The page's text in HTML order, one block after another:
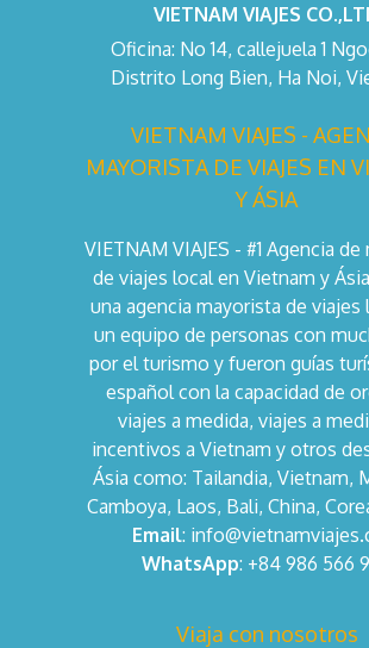
VIETNAM VIAJES
Oficina: No 14, callejuela 1
Distrito Long Bien, Ha Noi,
VIETNAM VIAJES -
MAYORISTA DE VIAJES EN
Y ÁSIA
VIETNAM VIAJES - #1 Agencia
de viajes local en Vietnam y
una agencia mayorista de viajes
un equipo de personas con
por el turismo y fueron guías
español con la capacidad de
viajes a medida, viajes a
incentivos a Vietnam y otros
Ásia como: Tailandia, Vietnam,
Camboya, Laos, Bali, China,
Email:
WhatsApp: +84 986 566
Viaja con nosotros